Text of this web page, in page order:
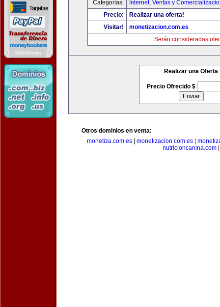
Categorias:
Internet, Ventas y
Precio:
Realizar una oferta!
Visitar!
monetizacion.com.es
Serán consideradas
Realizar una Oferta
Precio Ofrecido $
Otros dominios en venta:
monetiza.com.es| monetizacion.com.es|
nutricioncanina.com